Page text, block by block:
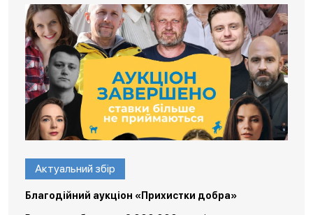
Актуальний збір
Благодійний аукціон «Прихистки добра»